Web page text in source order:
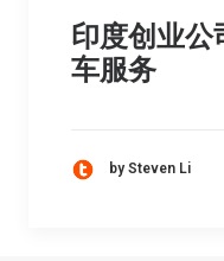
印度创业公
车服务
by Steven Li